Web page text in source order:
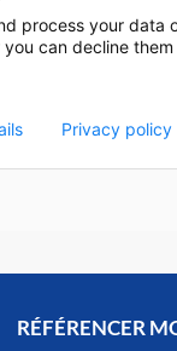
RÉFÉRENCER